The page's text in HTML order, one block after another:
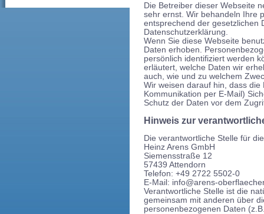
Die Betreiber dieser Webseite
sehr ernst. Wir behandeln Ihre
entsprechend der gesetzlichen
Datenschutzerklärung.
Wenn Sie diese Webseite
Daten erhoben.
persönlich identifiziert werden
erläutert, welche Daten wir
auch, wie und zu welchem
Wir weisen darauf hin, dass
Kommunikation per E-Mail)
Schutz der Daten vor dem
Hinweis zur
Die verantwortliche Stelle für
Heinz Arens GmbH
Siemensstraße 12
57439 Attendorn
Telefon: +49 2722 5502-0
E-Mail: info@arens-
Verantwortliche Stelle ist die
gemeinsam mit anderen über
personenbezogenen Daten